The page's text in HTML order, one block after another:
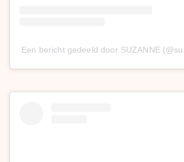
Een bericht gedeeld door SUZANNE